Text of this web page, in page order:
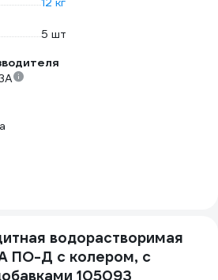
5 шт
водорастворимая
ПО-Д с колером, с
105093